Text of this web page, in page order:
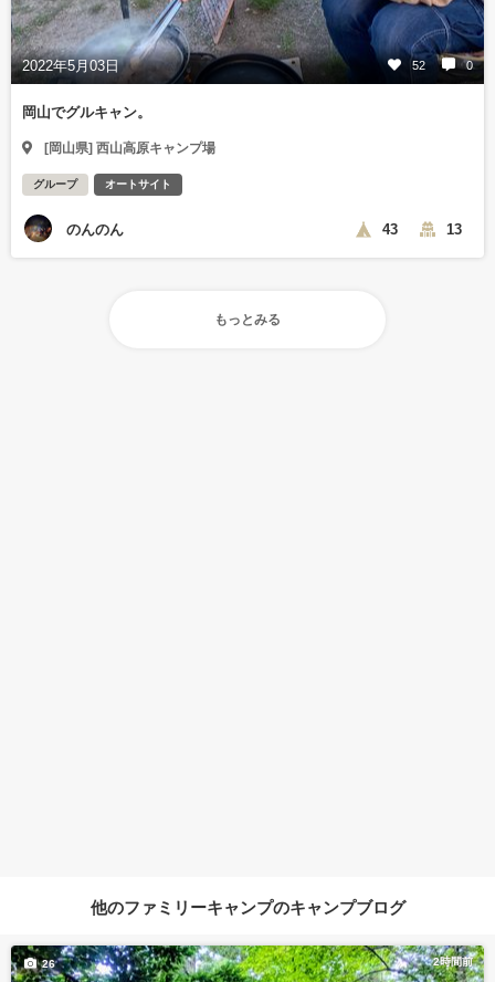
2022年5月03日 52 0
岡山でグルキャン。
[岡山県] 西山高原キャンプ場
グループ オートサイト
のんのん 43 13
もっとみる
他のファミリーキャンプのキャンプブログ
2時間前
26